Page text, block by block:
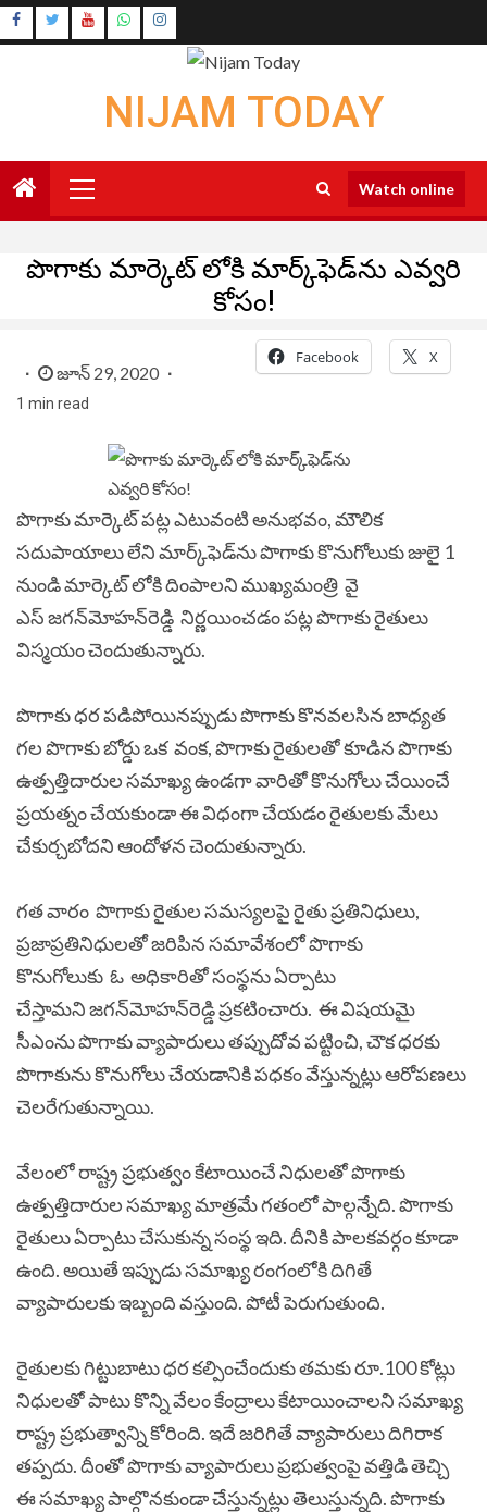
Skip
to
Instagram
NIJAM TODAY
Menu
Watch online
పొగాకు మార్కెట్ లోకి మార్క్‌ఫెడ్‌ను ఎవ్వరి
కోసం!
జూన్ 29, 2020
1 min read
Facebook X
పొగాకు మార్కెట్ పట్ల ఎటువంటి అనుభవం, మౌలిక
సదుపాయాలు లేని మార్క్‌ఫెడ్‌ను పొగాకు కొనుగోలుకు జులై 1
నుండి మార్కెట్ లోకి దింపాలని ముఖ్యమంత్రి వై
ఎస్ జగన్‌మోహన్‌రెడ్డి నిర్ణయించడం పట్ల పొగాకు రైతులు
విస్మయం చెందుతున్నారు.
పొగాకు ధర పడిపోయినప్పుడు పొగాకు కొనవలసిన బాధ్యత
గల పొగాకు బోర్డు ఒక వంక, పొగాకు రైతులతో కూడిన పొగాకు
ఉత్పత్తిదారుల సమాఖ్య ఉండగా వారితో కొనుగోలు చేయించే
ప్రయత్నం చేయకుండా ఈ విధంగా చేయడం రైతులకు మేలు
చేకుర్చబోదని ఆందోళన చెందుతున్నారు.
గత వారం పొగాకు రైతుల సమస్యలపై రైతు ప్రతినిధులు,
ప్రజాప్రతినిధులతో జరిపిన సమావేశంలో పొగాకు
కొనుగోలుకు ఓ అధికారితో సంస్థను ఏర్పాటు
చేస్తామని జగన్‌మోహన్‌రెడ్డి ప్రకటించారు. ఈ విషయమై
సీఎంను పొగాకు వ్యాపారులు తప్పుదోవ పట్టించి, చౌక ధరకు
పొగాకును కొనుగోలు చేయడానికి పధకం వేస్తున్నట్లు ఆరోపణలు
చెలరేగుతున్నాయి.
వేలంలో రాష్ట్ర ప్రభుత్వం కేటాయించే నిధులతో పొగాకు
ఉత్పత్తిదారుల సమాఖ్య మాత్రమే గతంలో పాల్గన్నేది. పొగాకు
రైతులు ఏర్పాటు చేసుకున్న సంస్థ ఇది. దీనికి పాలకవర్గం కూడా
ఉంది. అయితే ఇప్పుడు సమాఖ్య రంగంలోకి దిగితే
వ్యాపారులకు ఇబ్బంది వస్తుంది. పోటీ పెరుగుతుంది.
రైతులకు గిట్టుబాటు ధర కల్పించేందుకు తమకు రూ.100 కోట్లు
నిధులతో పాటు కొన్ని వేలం కేంద్రాలు కేటాయించాలని సమాఖ్య
రాష్ట్ర ప్రభుత్వాన్ని కోరింది. ఇదే జరిగితే వ్యాపారులు దిగిరాక
తప్పదు. దీంతో పొగాకు వ్యాపారులు ప్రభుత్వంపై వత్తిడి తెచ్చి
ఈ సమాఖ్య పాల్గొనకుండా చేస్తున్నట్లు తెలుస్తున్నది. పొగాకు